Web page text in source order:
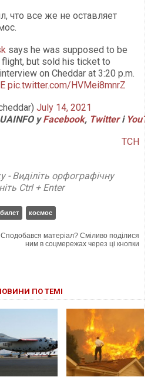
что все же не оставляет
says he was supposed to be
but sold his ticket to
on Cheddar at 3:20 p.m.
pic.twitter.com/HVMei8mnrZ
July 14, 2021
уFacebook, Twitterі
ТСН
Виділіть орфографічну
Ctrl + Enter
билет космос
Сподобався матеріал? Сміливо поділися
ним в соцмережах через ці кнопки
ПО ТЕМІ